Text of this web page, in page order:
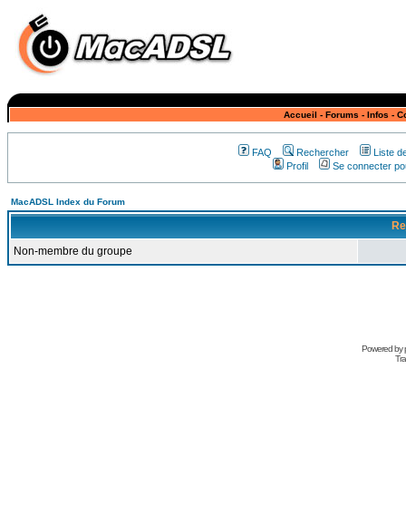
Accueil - Forums - Infos -
FAQ Rechercher
Liste
Profil
Se connecter
MacADSL Index du Forum
Non-membre du groupe
Powered by